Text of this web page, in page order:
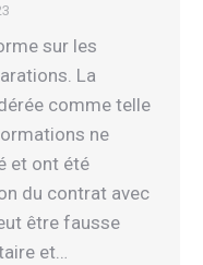
sur les
La
comme telle
ne
et ont été
du contrat avec
être fausse
et…